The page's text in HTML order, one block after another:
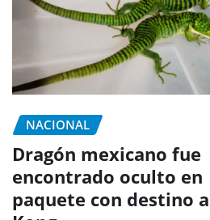
NACIONAL
Dragón mexicano fue
encontrado oculto en
paquete con destino